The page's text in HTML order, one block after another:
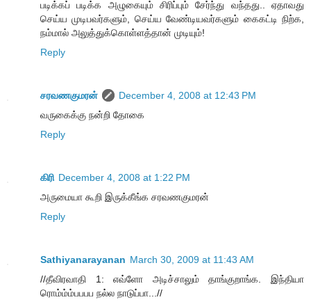
படிக்கப் படிக்க அழுகையும் சிரிப்பும் சேர்ந்து வந்தது.. ஏதாவது
செய்ய முடிபவர்களும், செய்ய வேண்டியவர்களும் கைகட்டி நிற்க,
நம்மால் அலுத்துக்கொள்ளத்தான் முடியும்!
Reply
சரவணகுமரன்
December 4, 2008 at 12:43 PM
வருகைக்கு நன்றி தோகை
Reply
கிரி December 4, 2008 at 1:22 PM
அருமையா கூறி இருக்கீங்க சரவணகுமரன்
Reply
Sathiyanarayanan March 30, 2009 at 11:43 AM
//தீவிரவாதி 1: எவ்ளோ அடிச்சாலும் தாங்குறாங்க. இந்தியா
ரொம்ம்ம்பபபப நல்ல நாடுப்பா...//